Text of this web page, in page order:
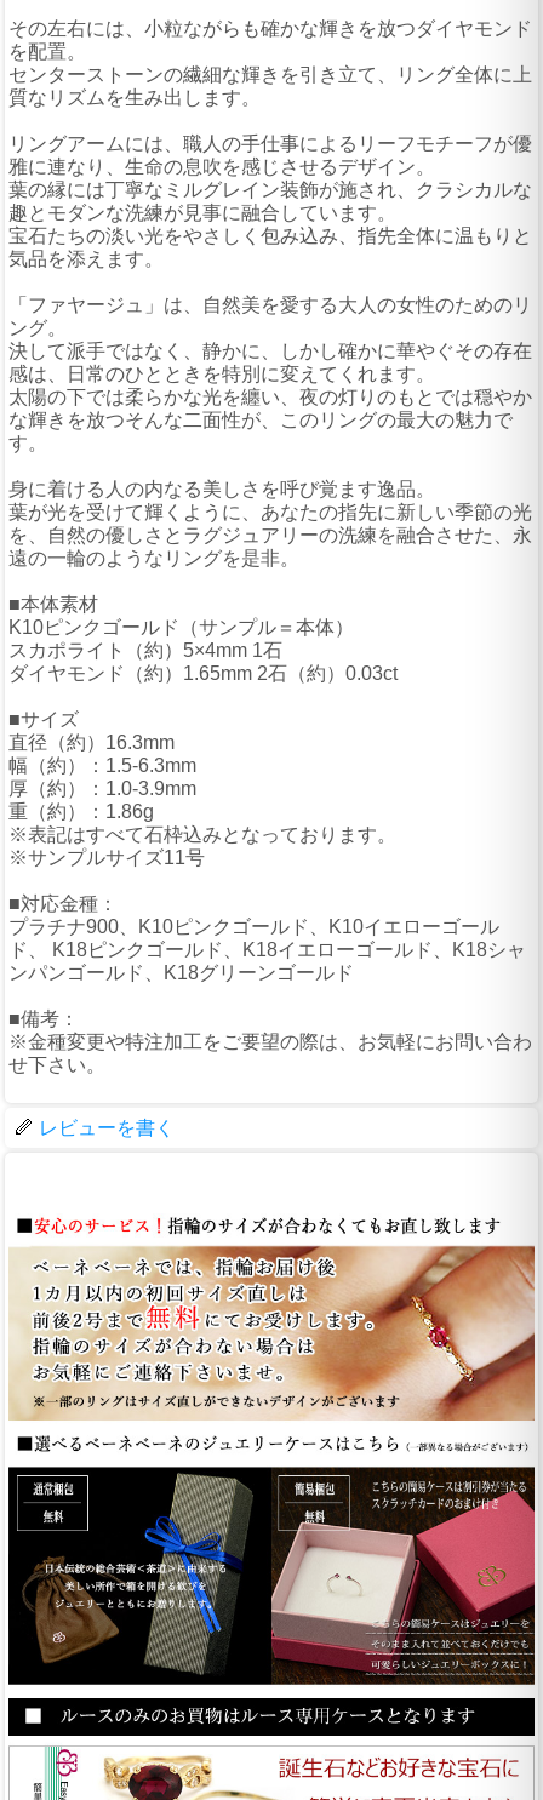
その左右には、小粒ながらも確かな輝きを放つダイヤモンド
を配置。
センターストーンの繊細な輝きを引き立て、リング全体に上
質なリズムを生み出します。
リングアームには、職人の手仕事によるリーフモチーフが優
雅に連なり、生命の息吹を感じさせるデザイン。
葉の縁には丁寧なミルグレイン装飾が施され、クラシカルな
趣とモダンな洗練が見事に融合しています。
宝石たちの淡い光をやさしく包み込み、指先全体に温もりと
気品を添えます。
「ファヤージュ」は、自然美を愛する大人の女性のためのリ
ング。
決して派手ではなく、静かに、しかし確かに華やぐその存在
感は、日常のひとときを特別に変えてくれます。
太陽の下では柔らかな光を纏い、夜の灯りのもとでは穏やか
な輝きを放つそんな二面性が、このリングの最大の魅力で
す。
身に着ける人の内なる美しさを呼び覚ます逸品。
葉が光を受けて輝くように、あなたの指先に新しい季節の光
を、自然の優しさとラグジュアリーの洗練を融合させた、永
遠の一輪のようなリングを是非。
■本体素材
K10ピンクゴールド（サンプル＝本体）
スカポライト（約）5×4mm 1石
ダイヤモンド（約）1.65mm 2石（約）0.03ct
■サイズ
直径（約）16.3mm
幅（約）：1.5-6.3mm
厚（約）：1.0-3.9mm
重（約）：1.86g
※表記はすべて石枠込みとなっております。
※サンプルサイズ11号
■対応金種：
プラチナ900、K10ピンクゴールド、K10イエローゴール
ド、 K18ピンクゴールド、K18イエローゴールド、K18シャ
ンパンゴールド、K18グリーンゴールド
■備考：
※金種変更や特注加工をご要望の際は、お気軽にお問い合わ
せ下さい。
レビューを書く